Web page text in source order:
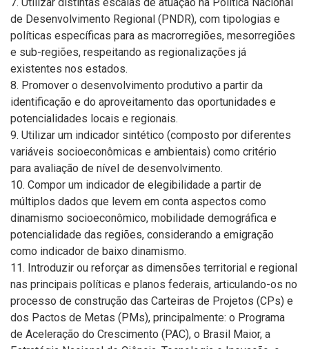
de Desenvolvimento Regional (PNDR), com tipologias e
políticas específicas para as macrorregiões, mesorregiões
e sub-regiões, respeitando as regionalizações já
existentes nos estados.
8. Promover o desenvolvimento produtivo a partir da
identificação e do aproveitamento das oportunidades e
potencialidades locais e regionais.
9. Utilizar um indicador sintético (composto por diferentes
variáveis socioeconômicas e ambientais) como critério
para avaliação de nível de desenvolvimento.
10. Compor um indicador de elegibilidade a partir de
múltiplos dados que levem em conta aspectos como
dinamismo socioeconômico, mobilidade demográfica e
potencialidade das regiões, considerando a emigração
como indicador de baixo dinamismo.
11. Introduzir ou reforçar as dimensões territorial e regional
nas principais políticas e planos federais, articulando-os no
processo de construção das Carteiras de Projetos (CPs) e
dos Pactos de Metas (PMs), principalmente: o Programa
de Aceleração do Crescimento (PAC), o Brasil Maior, a